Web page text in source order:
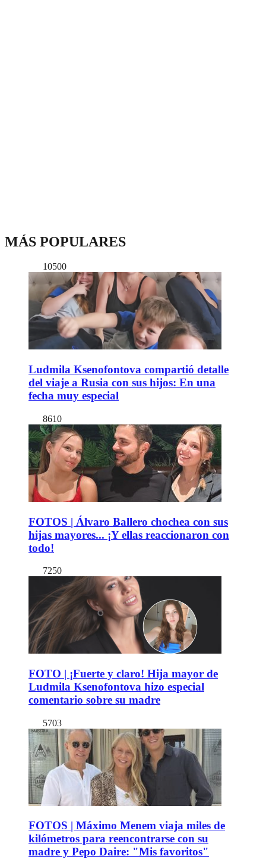
MÁS POPULARES
10500
Ludmila Ksenofontova compartió detalle
del viaje a Rusia con sus hijos: En una
fecha muy especial
8610
FOTOS | Álvaro Ballero chochea con sus
hijas mayores... ¡Y ellas reaccionaron con
todo!
7250
FOTO | ¡Fuerte y claro! Hija mayor de
Ludmila Ksenofontova hizo especial
comentario sobre su madre
5703
FOTOS | Máximo Menem viaja miles de
kilómetros para reencontrarse con su
madre y Pepo Daire: "Mis favoritos"